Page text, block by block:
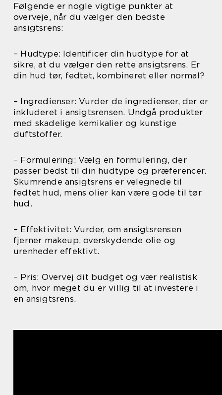
Følgende er nogle vigtige punkter at
overveje, når du vælger den bedste
ansigtsrens:
– Hudtype: Identificer din hudtype for at
sikre, at du vælger den rette ansigtsrens. Er
din hud tør, fedtet, kombineret eller normal?
– Ingredienser: Vurder de ingredienser, der er
inkluderet i ansigtsrensen. Undgå produkter
med skadelige kemikalier og kunstige
duftstoffer.
– Formulering: Vælg en formulering, der
passer bedst til din hudtype og præferencer.
Skumrende ansigtsrens er velegnede til
fedtet hud, mens olier kan være gode til tør
hud.
– Effektivitet: Vurder, om ansigtsrensen
fjerner makeup, overskydende olie og
urenheder effektivt.
– Pris: Overvej dit budget og vær realistisk
om, hvor meget du er villig til at investere i
en ansigtsrens.